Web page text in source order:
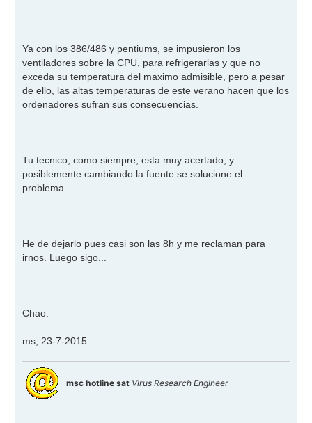
Ya con los 386/486 y pentiums, se impusieron los
ventiladores sobre la CPU, para refrigerarlas y que no
exceda su temperatura del maximo admisible, pero a pesar
de ello, las altas temperaturas de este verano hacen que los
ordenadores sufran sus consecuencias.
Tu tecnico, como siempre, esta muy acertado, y
posiblemente cambiando la fuente se solucione el
problema.
He de dejarlo pues casi son las 8h y me reclaman para
irnos. Luego sigo...
Chao.
ms, 23-7-2015
msc hotline sat Virus Research Engineer